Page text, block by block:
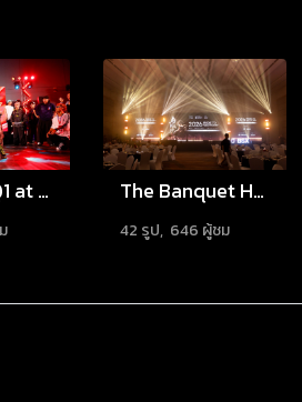
RedBull SQ1 at Siam Square One The Banquet Hall at Nathong 2026
42 รูป, 646 ผู้ชม